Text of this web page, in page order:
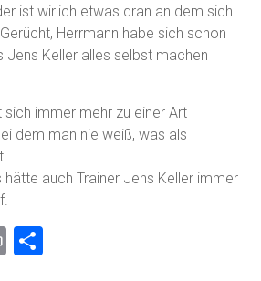
ist wirlich etwas dran an dem sich
Herrmann habe sich schon
Keller alles selbst machen
sich immer mehr zu einer Art
dem man nie weiß, was als
hätte auch Trainer Jens Keller immer
Pr